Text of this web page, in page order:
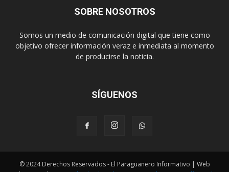
SOBRE NOSOTROS
Somos un medio de comunicación digital que tiene como
objetivo ofrecer información veraz e inmediata al momento
de producirse la noticia.
SÍGUENOS
© 2024 Derechos Reservados - El Paraguanero Informativo | Web